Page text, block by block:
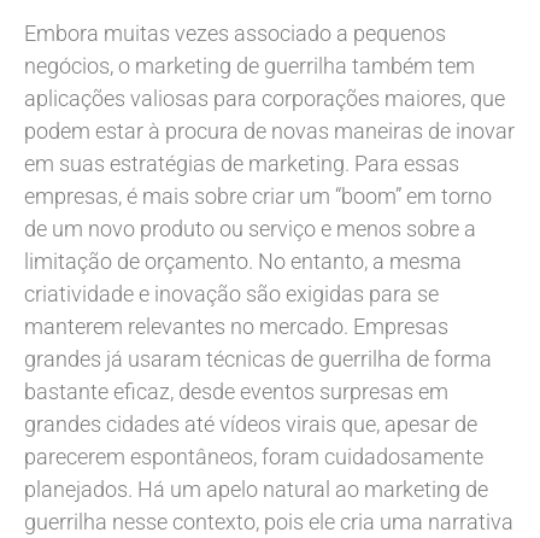
Embora muitas vezes associado a pequenos
negócios, o marketing de guerrilha também tem
aplicações valiosas para corporações maiores, que
podem estar à procura de novas maneiras de inovar
em suas estratégias de marketing. Para essas
empresas, é mais sobre criar um “boom” em torno
de um novo produto ou serviço e menos sobre a
limitação de orçamento. No entanto, a mesma
criatividade e inovação são exigidas para se
manterem relevantes no mercado. Empresas
grandes já usaram técnicas de guerrilha de forma
bastante eficaz, desde eventos surpresas em
grandes cidades até vídeos virais que, apesar de
parecerem espontâneos, foram cuidadosamente
planejados. Há um apelo natural ao marketing de
guerrilha nesse contexto, pois ele cria uma narrativa